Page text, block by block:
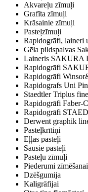
Akvareļu zīmuļi
Grafīta zīmuļi
Krāsainie zīmuļi
Pasteļzīmuļi
Rapidogrāfi, laineri
Gēla pildspalvas
Laineris SAKURA
Rapidogrāfi
Rapidogrāfi
Rapidografs Uni
Staedtler Triplus
Rapidogrāfi Faber-
Rapidogrāfi
Derwent graphik
Pasteļkrītiņi
Eļļas pasteļi
Sausie pasteļi
Pasteļu zīmuļi
Piederumi zīmēšanai
Dzēšgumija
Kaligrāfijai